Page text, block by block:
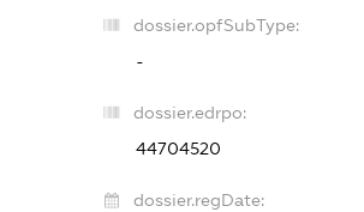
dossier.opfSubType:
-
dossier.edrpo:
44704520
dossier.regDate: